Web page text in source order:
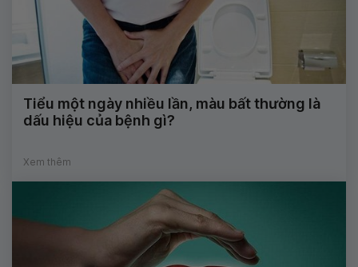
Tiểu một ngày nhiều lần, màu bất thường là
dấu hiệu của bệnh gì?
Xem thêm